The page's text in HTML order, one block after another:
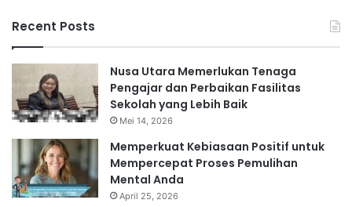
Recent Posts
Nusa Utara Memerlukan Tenaga
Pengajar dan Perbaikan Fasilitas
Sekolah yang Lebih Baik
Mei 14, 2026
Memperkuat Kebiasaan Positif untuk
Mempercepat Proses Pemulihan
Mental Anda
April 25, 2026